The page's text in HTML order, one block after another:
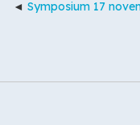
Symposium 17